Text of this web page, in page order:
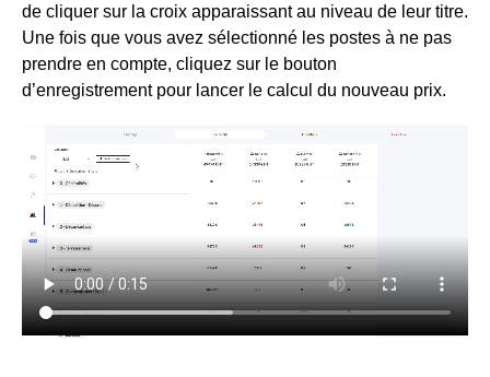
de cliquer sur la croix apparaissant au niveau de leur titre.
Une fois que vous avez sélectionné les postes à ne pas
prendre en compte, cliquez sur le bouton
d’enregistrement pour lancer le calcul du nouveau prix.